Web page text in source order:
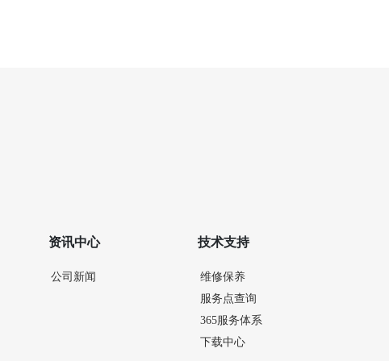
资讯中心
公司新闻
技术支持
维修保养
服务点查询
365服务体系
下载中心